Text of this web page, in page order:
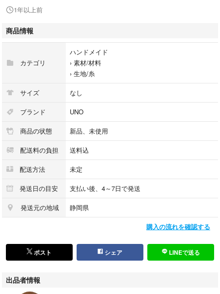
1年以上前
商品情報
カテゴリ
ハンドメイド
› 素材/材料
› 生地/糸
サイズ なし
ブランド UNO
商品の状態 新品、未使用
配送料の負担 送料込
配送方法 未定
発送日の目安 支払い後、4～7日で発送
発送元の地域 静岡県
購入の流れを確認する
ポスト シェア LINEで送る
出品者情報